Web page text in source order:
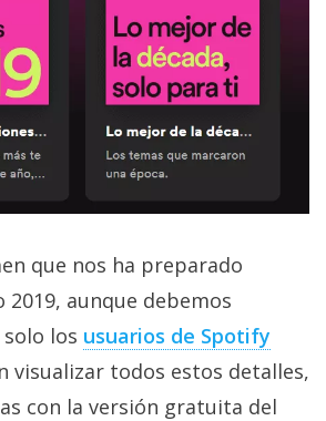
que nos ha preparado
aunque debemos
los usuarios de Spotify
visualizar todos estos detalles,
con la versión gratuita del